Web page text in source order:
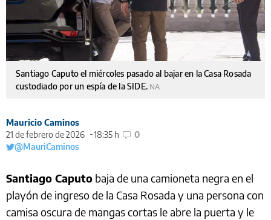
Santiago Caputo el miércoles pasado al bajar en la Casa Rosada
custodiado por un espía de la SIDE. NA
Mauricio Caminos
21 de febrero de 2026
18:35 h
0
@MauriCaminos
Santiago Caputo baja de una camioneta negra en el
playón de ingreso de la Casa Rosada y una persona con
camisa oscura de mangas cortas le abre la puerta y le